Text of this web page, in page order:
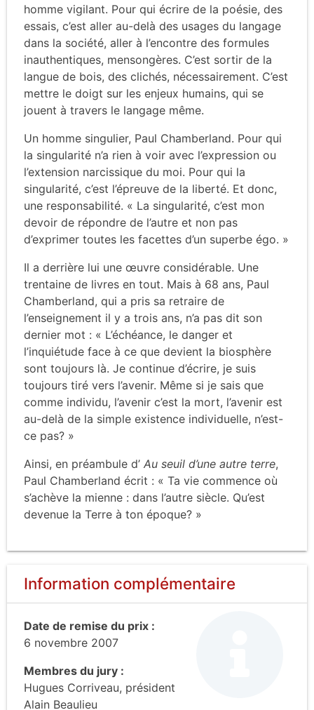
homme vigilant. Pour qui écrire de la poésie, des
essais, c’est aller au-delà des usages du langage
dans la société, aller à l’encontre des formules
inauthentiques, mensongères. C’est sortir de la
langue de bois, des clichés, nécessairement. C’est
mettre le doigt sur les enjeux humains, qui se
jouent à travers le langage même.
Un homme singulier, Paul Chamberland. Pour qui
la singularité n’a rien à voir avec l’expression ou
l’extension narcissique du moi. Pour qui la
singularité, c’est l’épreuve de la liberté. Et donc,
une responsabilité. « La singularité, c’est mon
devoir de répondre de l’autre et non pas
d’exprimer toutes les facettes d’un superbe égo. »
Il a derrière lui une œuvre considérable. Une
trentaine de livres en tout. Mais à 68 ans, Paul
Chamberland, qui a pris sa retraire de
l’enseignement il y a trois ans, n’a pas dit son
dernier mot : « L’échéance, le danger et
l’inquiétude face à ce que devient la biosphère
sont toujours là. Je continue d’écrire, je suis
toujours tiré vers l’avenir. Même si je sais que
comme individu, l’avenir c’est la mort, l’avenir est
au-delà de la simple existence individuelle, n’est-
ce pas? »
Ainsi, en préambule d’ Au seuil d’une autre terre,
Paul Chamberland écrit : « Ta vie commence où
s’achève la mienne : dans l’autre siècle. Qu’est
devenue la Terre à ton époque? »
Information complémentaire
Date de remise du prix :
6 novembre 2007
Membres du jury :
Hugues Corriveau, président
Alain Beaulieu